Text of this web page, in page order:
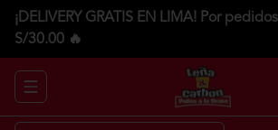
¡DELIVERY GRATIS EN LIMA! Por
S/30.00 🔥
Abrir menu de navegación